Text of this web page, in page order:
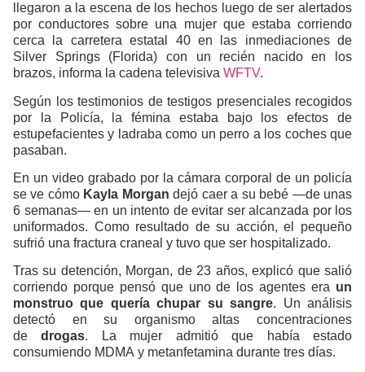
llegaron a la escena de los hechos luego de ser alertados
por conductores sobre una mujer que estaba corriendo
cerca la carretera estatal 40 en las inmediaciones de
Silver Springs (Florida) con un recién nacido en los
brazos, informa la cadena televisiva WFTV.
Según los testimonios de testigos presenciales recogidos
por la Policía, la fémina estaba bajo los efectos de
estupefacientes y ladraba como un perro a los coches que
pasaban.
En un video grabado por la cámara corporal de un policía
se ve cómo Kayla Morgan dejó caer a su bebé —de unas
6 semanas— en un intento de evitar ser alcanzada por los
uniformados. Como resultado de su acción, el pequeño
sufrió una fractura craneal y tuvo que ser hospitalizado.
Tras su detención, Morgan, de 23 años, explicó que salió
corriendo porque pensó que uno de los agentes era un
monstruo que quería chupar su sangre. Un análisis
detectó en su organismo altas concentraciones
dedrogas. La mujer admitió que había estado
consumiendo MDMA y metanfetamina durante tres días.